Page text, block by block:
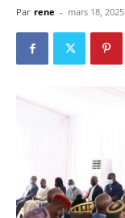
Par rene - mars 18, 2025